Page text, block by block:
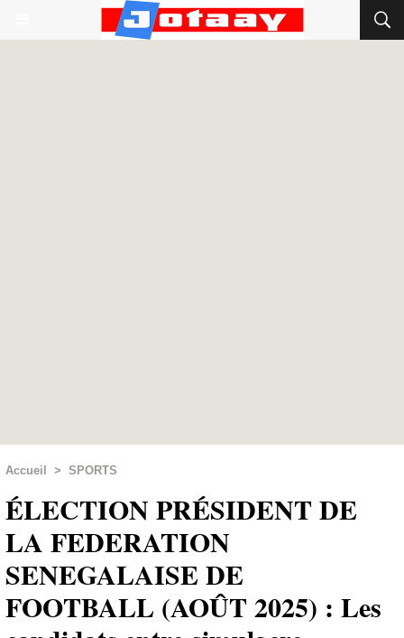
Accueil > SPORTS
ÉLECTION PRÉSIDENT DE
LA FEDERATION
SENEGALAISE DE
FOOTBALL (AOÛT 2025) : Les